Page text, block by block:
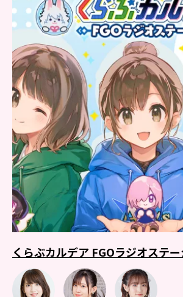
くらぶカルデア FGOラジオステ